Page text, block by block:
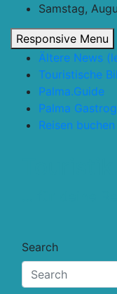
content
Samstag,
Responsive Menu
Ältere News
Touristische
Palma.Guide
Palma
Reisen buchen
Search